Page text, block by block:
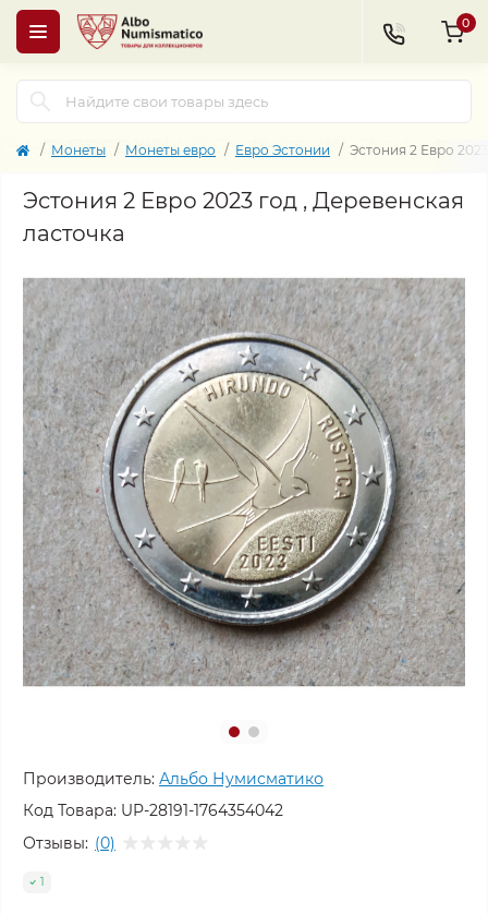
0
Монеты Монеты евро Евро Эстонии Эстония 2 Евро
Эстония 2 Евро 2023 год , Деревенская
ласточка
Производитель: Альбо Нумисматико
Код Товара: UP-28191-1764354042
Отзывы: (0)
1